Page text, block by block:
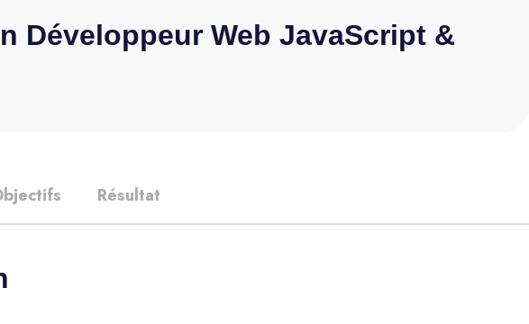
Développeur Web JavaScript &
Résultat